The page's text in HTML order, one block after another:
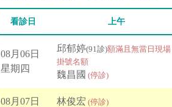
看診日 上午
08月06日
星期四
邱郁婷(91診)額滿且無當日現場
掛號名額
魏昌國 (停診)
08月07日
林俊宏 (停診)